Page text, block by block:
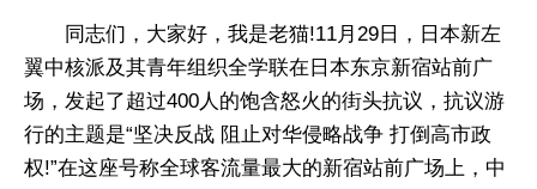
同志们，大家好，我是老猫!11月29日，日本新左
翼中核派及其青年组织全学联在日本东京新宿站前广
场，发起了超过400人的饱含怒火的街头抗议，抗议游
行的主题是“坚决反战 阻止对华侵略战争 打倒高市政
权!”在这座号称全球客流量最大的新宿站前广场上，中